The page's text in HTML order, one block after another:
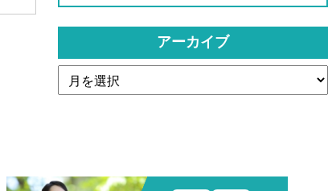
アーカイブ